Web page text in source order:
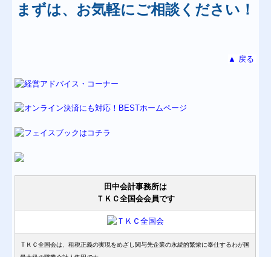
田中会計事務所は
ＴＫＣ全国会会員です
ＴＫＣ全国会は、租税正義の実現をめざし関与先企業の永続的繁栄に奉仕するわが国
まずは、お気軽にご相談ください！
▲ 戻る